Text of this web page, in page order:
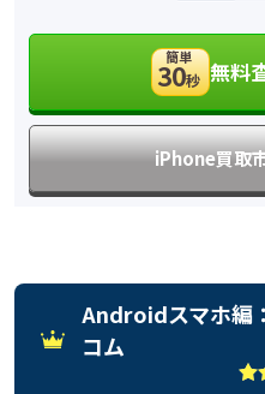
簡単
30秒 無料
iPhone買取
Androidスマホ編
コム